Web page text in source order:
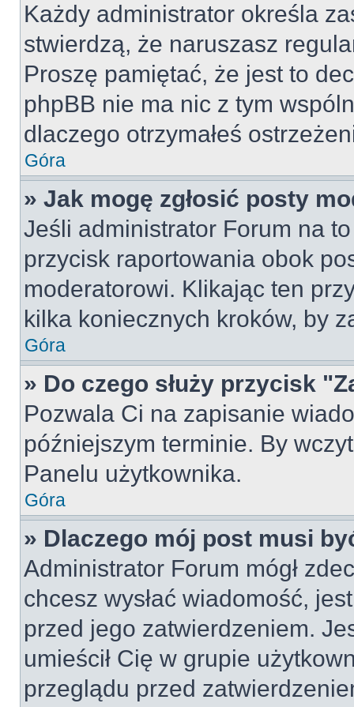
Każdy administrator określa
stwierdzą, że naruszasz
Proszę pamiętać, że jest to
phpBB nie ma nic z tym
dlaczego otrzymałeś
Góra
» Jak mogę zgłosić posty
Jeśli administrator Forum na
przycisk raportowania obok
moderatorowi. Klikając ten
kilka koniecznych kroków, by
Góra
» Do czego służy przycisk
Pozwala Ci na zapisanie
późniejszym terminie. By
Panelu użytkownika.
Góra
» Dlaczego mój post musi
Administrator Forum mógł
chcesz wysłać wiadomość,
przed jego zatwierdzeniem.
umieścił Cię w grupie
przeglądu przed